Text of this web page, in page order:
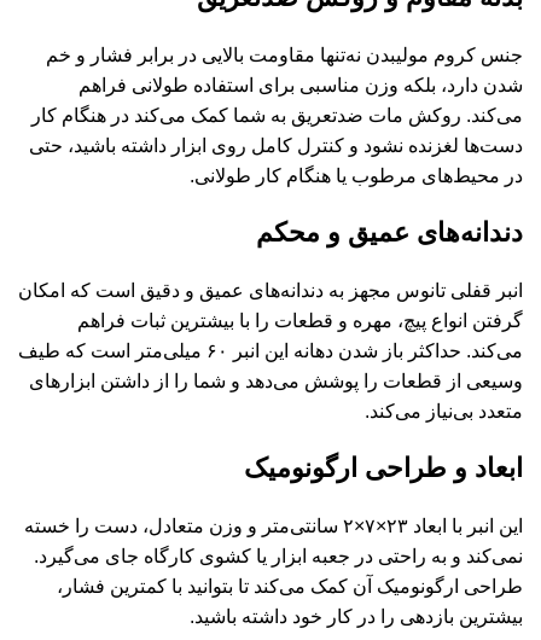
جنس کروم مولیبدن نه‌تنها مقاومت بالایی در برابر فشار و خم
شدن دارد، بلکه وزن مناسبی برای استفاده طولانی فراهم
می‌کند. روکش مات ضدتعریق به شما کمک می‌کند در هنگام کار
دست‌ها لغزنده نشود و کنترل کامل روی ابزار داشته باشید، حتی
در محیط‌های مرطوب یا هنگام کار طولانی.
دندانه‌های عمیق و محکم
انبر قفلی تانوس مجهز به دندانه‌های عمیق و دقیق است که امکان
گرفتن انواع پیچ، مهره و قطعات را با بیشترین ثبات فراهم
می‌کند. حداکثر باز شدن دهانه این انبر ۶۰ میلی‌متر است که طیف
وسیعی از قطعات را پوشش می‌دهد و شما را از داشتن ابزارهای
متعدد بی‌نیاز می‌کند.
ابعاد و طراحی ارگونومیک
این انبر با ابعاد ۲۳×۷×۲ سانتی‌متر و وزن متعادل، دست را خسته
نمی‌کند و به راحتی در جعبه ابزار یا کشوی کارگاه جای می‌گیرد.
طراحی ارگونومیک آن کمک می‌کند تا بتوانید با کمترین فشار،
بیشترین بازدهی را در کار خود داشته باشید.